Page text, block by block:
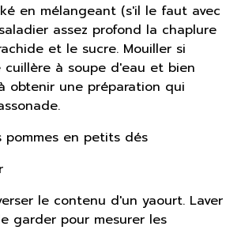
en mélangeant (s'il le faut avec
assez profond la chaplure
et le sucre. Mouiller si
cuillère à soupe d'eau et bien
obtenir une préparation qui
pommes en petits dés
le contenu d'un yaourt. Laver
garder pour mesurer les